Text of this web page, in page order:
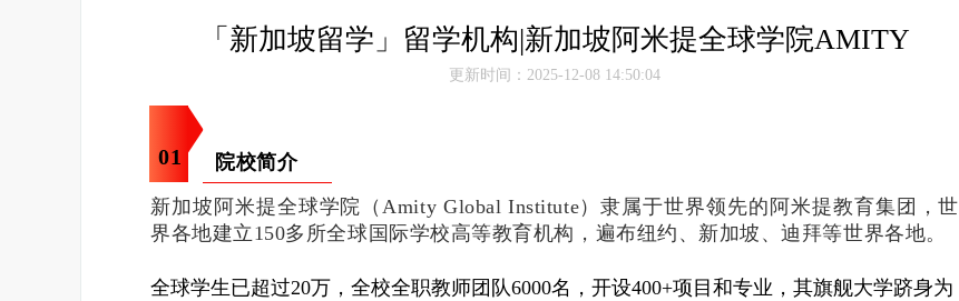
「新加坡留学」留学机构|新加坡阿米提全球学院AMITY
更新时间：2025-12-08 14:50:04
01
院校简介
新加坡阿米提全球学院（Amity Global Institute）隶属于世界领先的阿米提教育集团，世
界各地建立150多所全球国际学校高等教育机构，遍布纽约、新加坡、迪拜等世界各地。
全球学生已超过20万，全校全职教师团队6000名，开设400+项目和专业，其旗舰大学跻身为